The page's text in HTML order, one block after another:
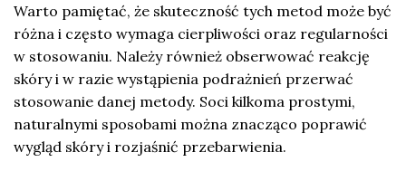
Warto pamiętać, że skuteczność tych metod może być
różna i często wymaga cierpliwości oraz regularności
w stosowaniu. Należy również obserwować reakcję
skóry i w razie wystąpienia podrażnień przerwać
stosowanie danej metody. Soci kilkoma prostymi,
naturalnymi sposobami można znacząco poprawić
wygląd skóry i rozjaśnić przebarwienia.